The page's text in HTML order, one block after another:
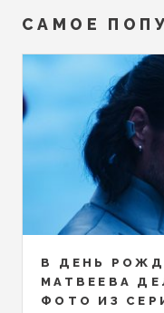
САМОЕ
В ДЕНЬ
МАТВЕЕВА
ФОТО ИЗ